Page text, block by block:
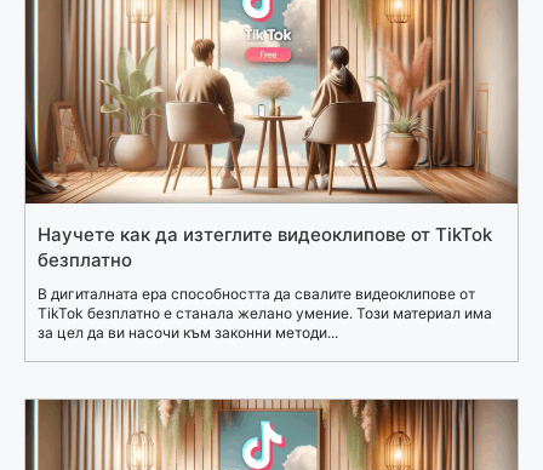
Научете как да изтеглите видеоклипове от TikTok
безплатно
В дигиталната ера способността да свалите видеоклипове от
TikTok безплатно е станала желано умение. Този материал има
за цел да ви насочи към законни методи...